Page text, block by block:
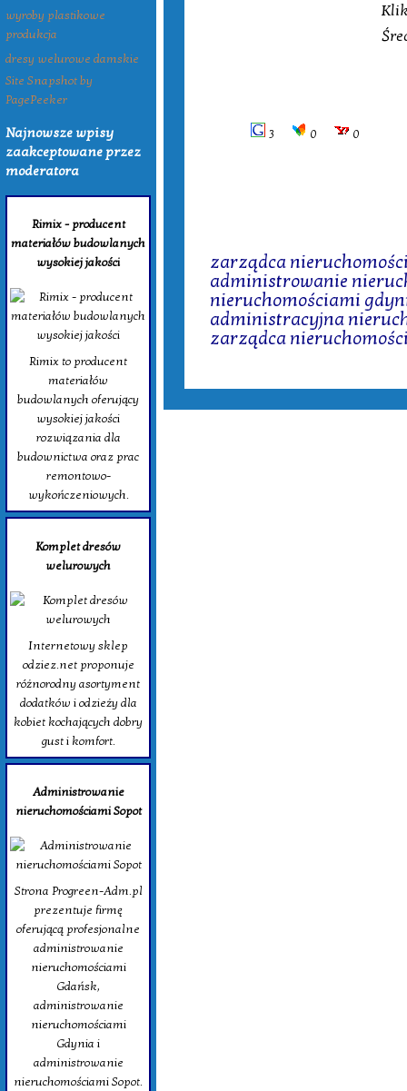
wyroby plastikowe
produkcja
dresy welurowe damskie
Site Snapshot by
PagePeeker
Najnowsze wpisy
zaakceptowane przez
moderatora
Rimix - producent
materiałów budowlanych
wysokiej jakości
Rimix to producent
materiałów
budowlanych oferujący
wysokiej jakości
rozwiązania dla
budownictwa oraz prac
remontowo-
wykończeniowych.
Komplet dresów
welurowych
Internetowy sklep
odziez.net proponuje
różnorodny asortyment
dodatków i odzieży dla
kobiet kochających dobry
gust i komfort.
Administrowanie
nieruchomościami Sopot
Strona Progreen-Adm.pl
prezentuje firmę
oferującą profesjonalne
administrowanie
nieruchomościami
Gdańsk,
administrowanie
nieruchomościami
Gdynia i
administrowanie
nieruchomościami Sopot.
3 0 0
zarządca
administrowanie
nieruchomościami
administracyjna
zarządca